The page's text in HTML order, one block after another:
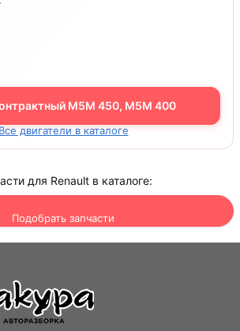
M5M 450, M5M 400
Все двигатели в каталоге
для Renault в каталоге:
Подобрать запчасти